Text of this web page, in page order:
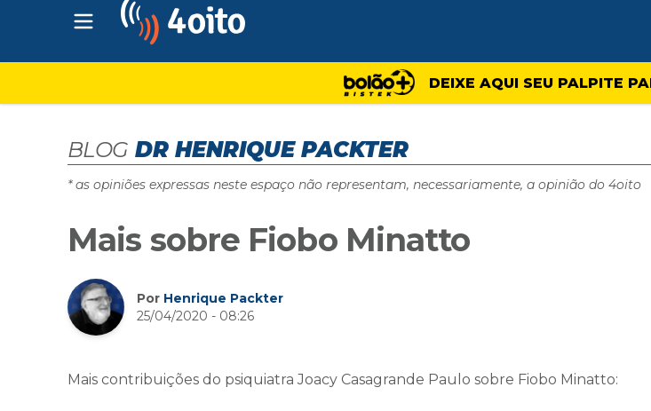
Abrir menu principal
DEIXE AQUI SEU PALPITE
BLOG DR HENRIQUE PACKTER
* as opiniões expressas neste espaço não representam, necessariamente, a opinião do 4oito
Mais sobre Fiobo Minatto
Por Henrique Packter
25/04/2020 - 08:26
Mais contribuições do psiquiatra Joacy Casagrande Paulo sobre Fiobo Minatto: